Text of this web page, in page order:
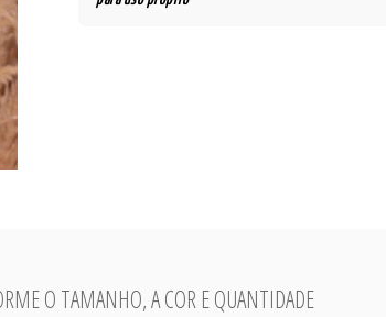
O TAMANHO, A COR E QUANTIDADE